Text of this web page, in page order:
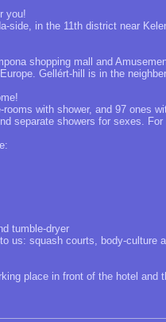
you!
side, in the 11th district near
shopping mall and
Gellért-hill is in the
rooms with shower, and 97 ones
separate showers for sexes.
tumble-dryer
us: squash courts, body-culture
place in front of the hotel and